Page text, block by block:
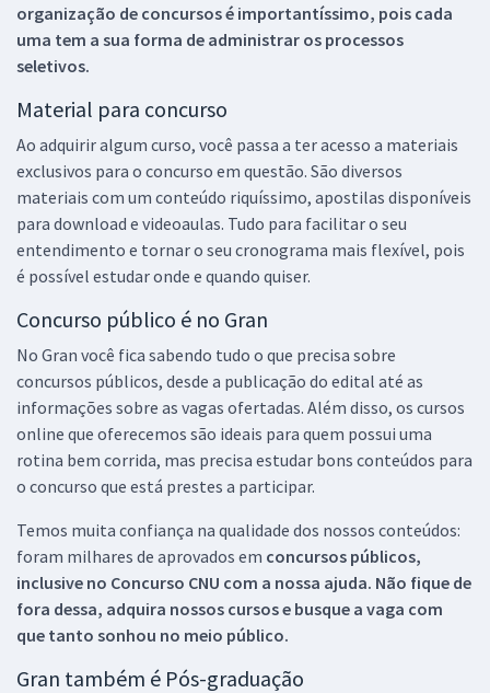
organização de concursos é importantíssimo, pois cada
uma tem a sua forma de administrar os processos
seletivos.
Material para concurso
Ao adquirir algum curso, você passa a ter acesso a materiais
exclusivos para o concurso em questão. São diversos
materiais com um conteúdo riquíssimo, apostilas disponíveis
para download e videoaulas. Tudo para facilitar o seu
entendimento e tornar o seu cronograma mais flexível, pois
é possível estudar onde e quando quiser.
Concurso público é no Gran
No Gran você fica sabendo tudo o que precisa sobre
concursos públicos, desde a publicação do edital até as
informações sobre as vagas ofertadas. Além disso, os cursos
online que oferecemos são ideais para quem possui uma
rotina bem corrida, mas precisa estudar bons conteúdos para
o concurso que está prestes a participar.
Temos muita confiança na qualidade dos nossos conteúdos:
foram milhares de aprovados em concursos públicos,
inclusive no Concurso CNU com a nossa ajuda. Não fique de
fora dessa, adquira nossos cursos e busque a vaga com
que tanto sonhou no meio público.
Gran também é Pós-graduação